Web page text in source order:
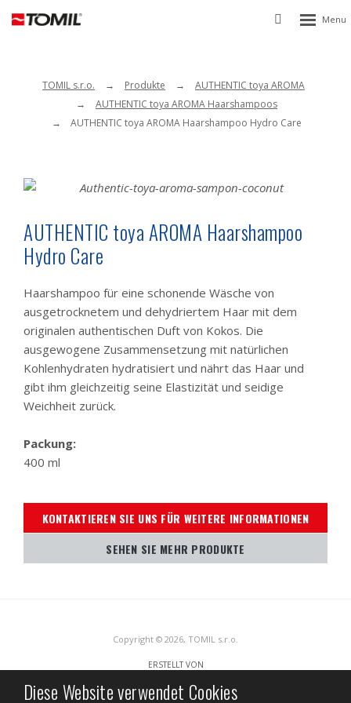
Vyhledávání
Rozbalení
TOMIL s.r.o. Produkte
AUTHENTIC toya AROMA
AUTHENTIC toya AROMA Haarshampoos
AUTHENTIC toya AROMA Haarshampoo Hydro Care
AUTHENTIC toya AROMA Haarshampoo
Hydro Care
Haarshampoo für eine schonende Wäsche von
ausgetrocknetem und dehydriertem Haar mit dem
originalen authentischen Duft von Kokos. Die
ausgewogene Zusammensetzung mit natürlichen
Kohlenhydraten hydratisiert und nährt das Haar und
gibt ihm gleichzeitig seine Elastizität und seidige
Weichheit zurück.
Packung:
400 ml
KONTAKTIEREN SIE UNS FÜR WEITERE INFORMATIONEN
SEHEN SIE MEHR PRODUKTE
Copyright © 2026, TOMIL s.r.o.
ERSTELLT VON
Diese Website verwendet Cookies